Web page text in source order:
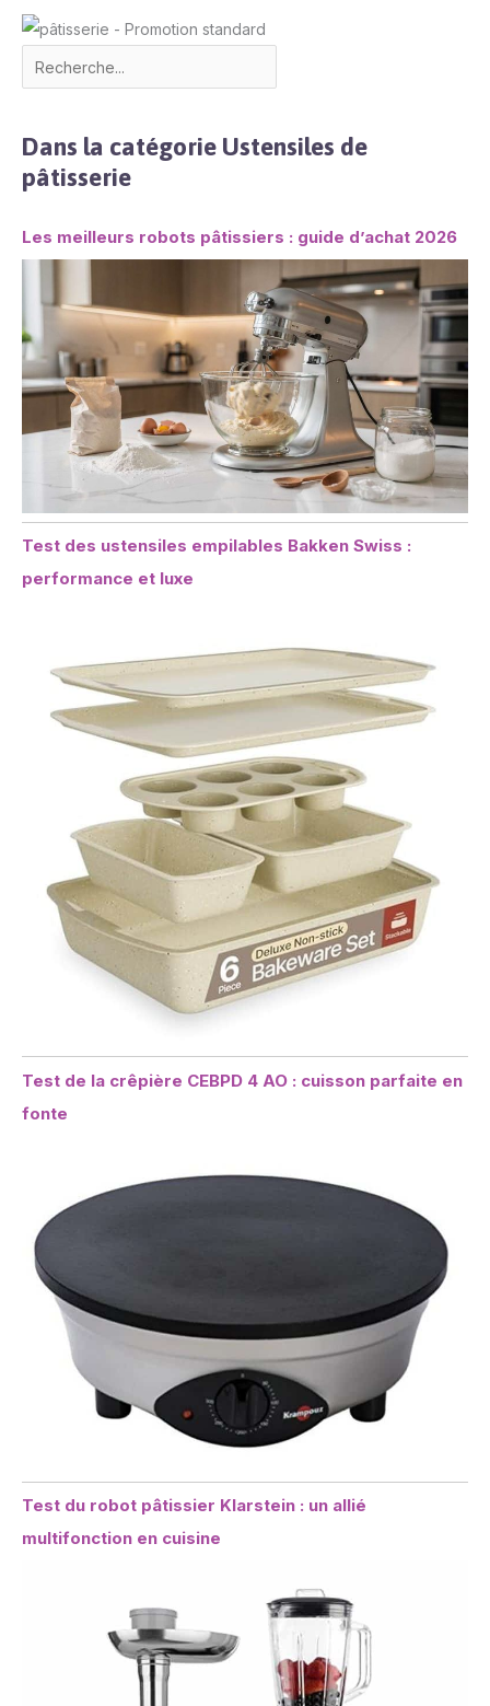
Dans la catégorie Ustensiles de
pâtisserie
Les meilleurs robots pâtissiers : guide d’achat 2026
Test des ustensiles empilables Bakken Swiss :
performance et luxe
Test de la crêpière CEBPD 4 AO : cuisson parfaite en
fonte
Test du robot pâtissier Klarstein : un allié
multifonction en cuisine